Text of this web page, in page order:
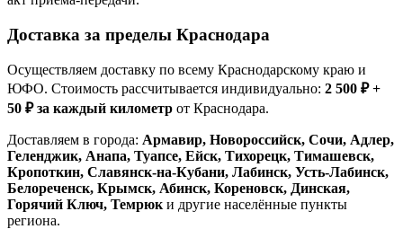
Доставка за пределы Краснодара
Осуществляем доставку по всему Краснодарскому краю и
ЮФО. Стоимость рассчитывается индивидуально: 2 500 ₽ +
50 ₽ за каждый километр от Краснодара.
Доставляем в города: Армавир, Новороссийск, Сочи, Адлер,
Геленджик, Анапа, Туапсе, Ейск, Тихорецк, Тимашевск,
Кропоткин, Славянск-на-Кубани, Лабинск, Усть-Лабинск,
Белореченск, Крымск, Абинск, Кореновск, Динская,
Горячий Ключ, Темрюк и другие населённые пункты
региона.